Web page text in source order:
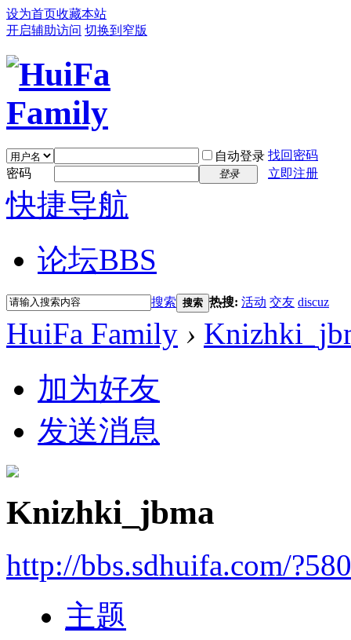
设为首页收藏本站
开启辅助访问 切换到窄版
自动登录 找回密码
密码
登录 立即注册
快捷导航
论坛BBS
搜索 搜索 热搜: 活动 交友 discuz
HuiFa Family ›
加为好友
发送消息
Knizhki_jbma
http://bbs.sdhuifa.com/
主题